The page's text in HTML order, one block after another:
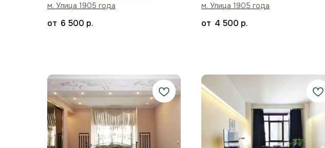
м. Улица 1905 года
6 500 р.
м. Улица 1905 года
4 500 р.